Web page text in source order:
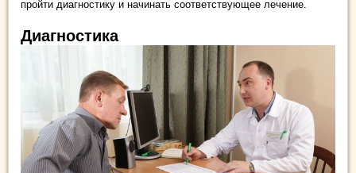
пройти диагностику и начинать соответствующее лечение.
Диагностика